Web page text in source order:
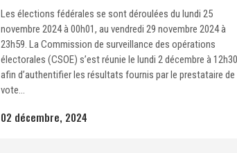
Les élections fédérales se sont déroulées du lundi 25
novembre 2024 à 00h01, au vendredi 29 novembre 2024 à
23h59. La Commission de surveillance des opérations
électorales (CSOE) s’est réunie le lundi 2 décembre à
afin d’authentifier les résultats fournis par le prestataire de
vote...
02 décembre, 2024